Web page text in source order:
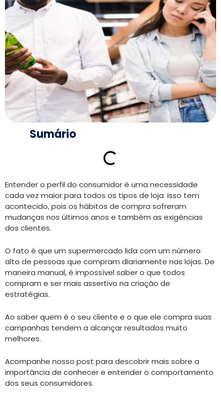
Sumário
Entender o perfil do consumidor é uma necessidade
cada vez maior para todos os tipos de loja. Isso tem
acontecido, pois os hábitos de compra sofreram
mudanças nos últimos anos e também as exigências
dos clientes.
O fato é que um supermercado lida com um número
alto de pessoas que compram diariamente nas lojas. De
maneira manual, é impossível saber o que todos
compram e ser mais assertivo na criação de
estratégias.
Ao saber quem é o seu cliente e o que ele compra suas
campanhas tendem a alcançar resultados muito
melhores.
Acompanhe nosso post para descobrir mais sobre a
importância de conhecer e entender o comportamento
dos seus consumidores.